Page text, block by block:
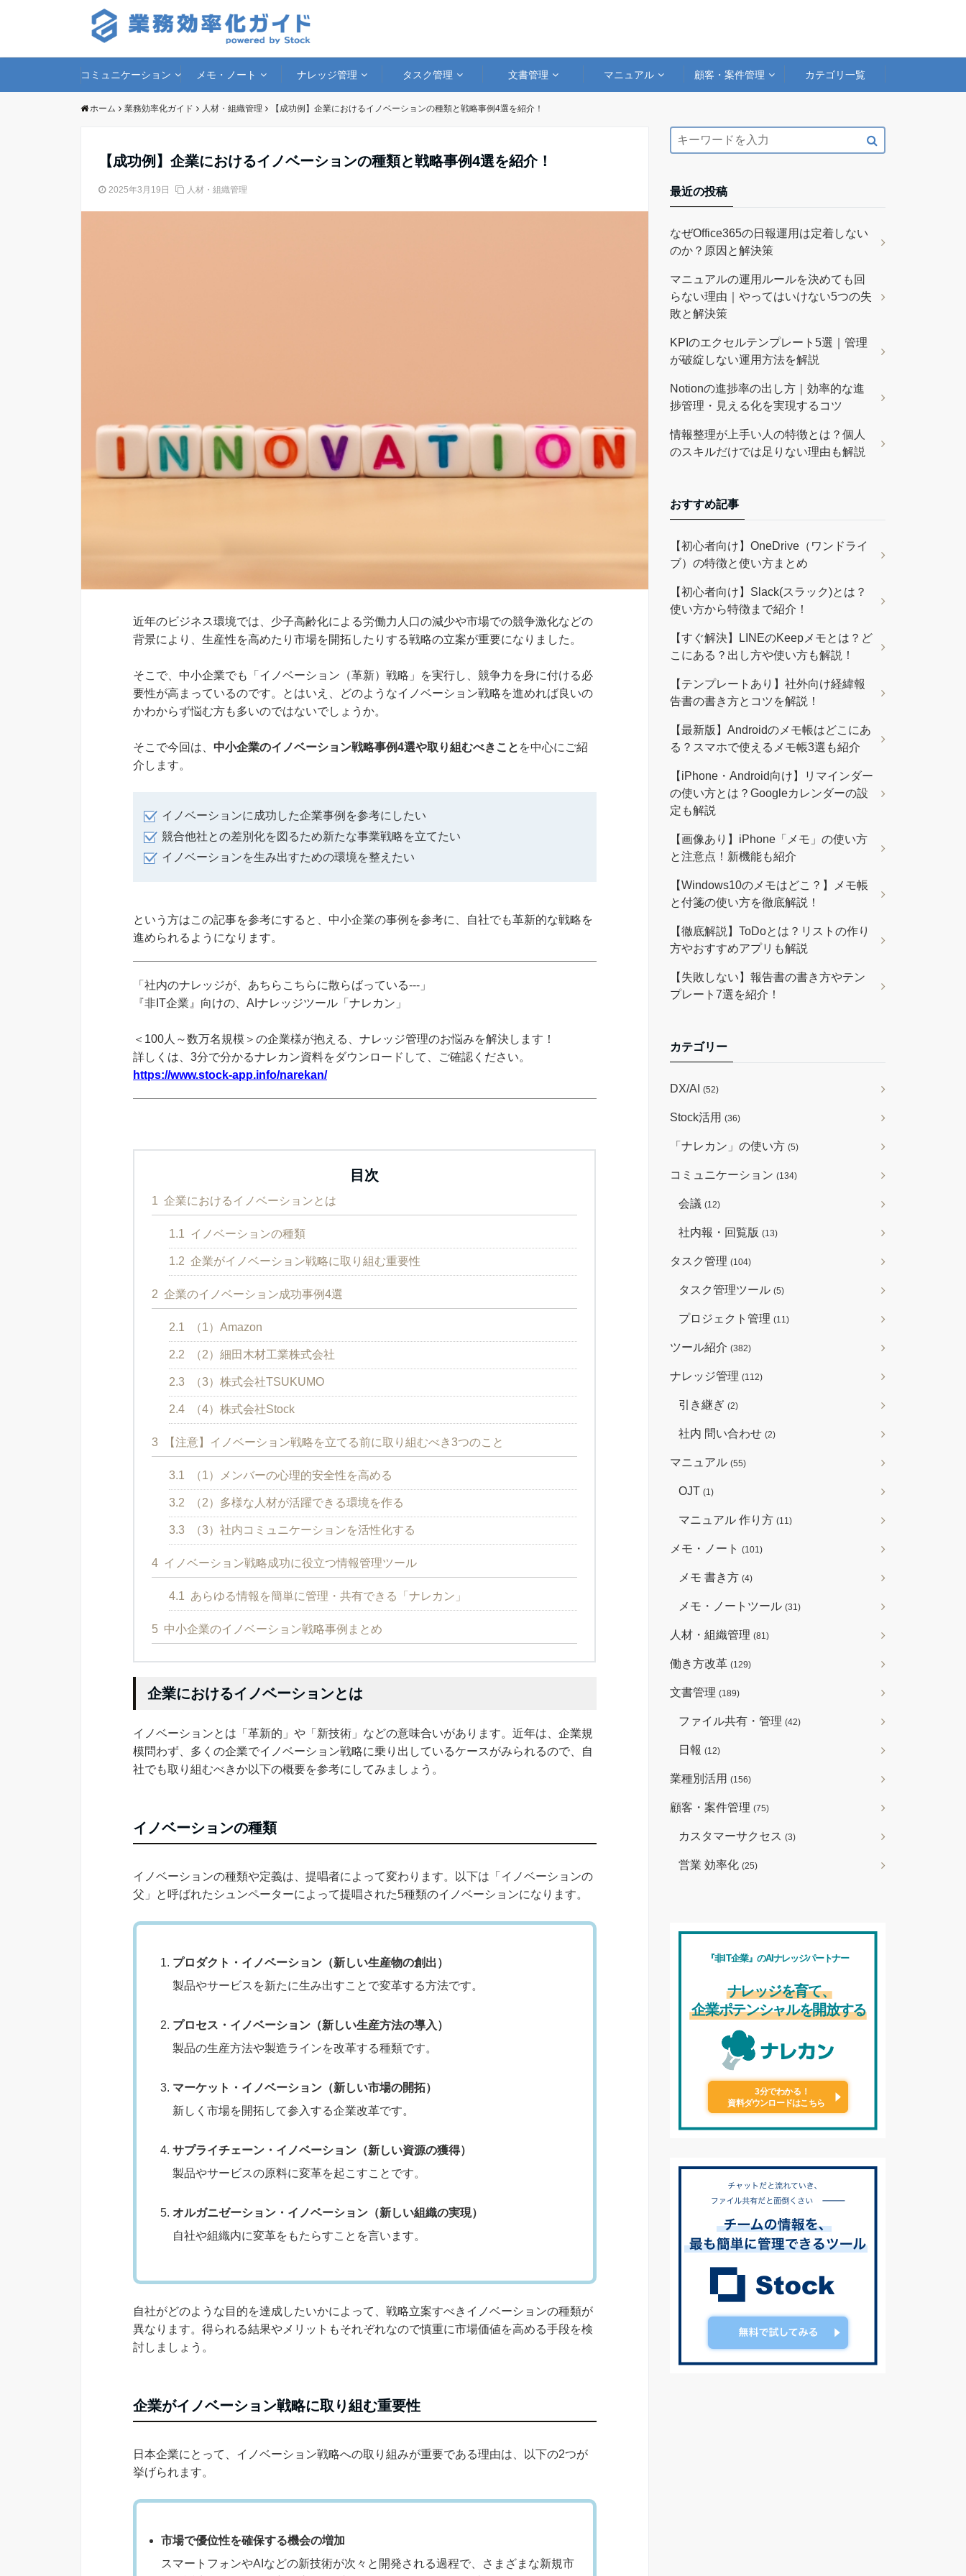
コミュニケーション メモ・ノート ナレッジ管理 タスク管理 文書管理 マニュアル 顧客・案件管理 カテゴリ一覧
ホーム 業務効率化ガイド 人材・組織管理 【成功例】企業におけるイノベーションの種類と戦略事例4選を紹介！
【成功例】企業におけるイノベーションの種類と戦略事例4選を紹介！
2025年3月19日 人材・組織管理
近年のビジネス環境では、少子高齢化による労働力人口の減少や市場での競争激化などの
背景により、生産性を高めたり市場を開拓したりする戦略の立案が重要になりました。
そこで、中小企業でも「イノベーション（革新）戦略」を実行し、競争力を身に付ける必
要性が高まっているのです。とはいえ、どのようなイノベーション戦略を進めれば良いの
かわからず悩む方も多いのではないでしょうか。
そこで今回は、 中小企業のイノベーション戦略事例4選や取り組むべきこと を中心にご紹
介します。
イノベーションに成功した企業事例を参考にしたい
競合他社との差別化を図るため新たな事業戦略を立てたい
イノベーションを生み出すための環境を整えたい
という方はこの記事を参考にすると、中小企業の事例を参考に、自社でも革新的な戦略を
進められるようになります。
「社内のナレッジが、あちらこちらに散らばっている---」
『非IT企業』向けの、AIナレッジツール「ナレカン」
＜100人～数万名規模＞の企業様が抱える、ナレッジ管理のお悩みを解決します！
詳しくは、3分で分かるナレカン資料をダウンロードして、ご確認ください。
https://www.stock-app.info/narekan/
目次
1 企業におけるイノベーションとは
1.1 イノベーションの種類
1.2 企業がイノベーション戦略に取り組む重要性
2 企業のイノベーション成功事例4選
2.1 （1）Amazon
2.2 （2）細田木材工業株式会社
2.3 （3）株式会社TSUKUMO
2.4 （4）株式会社Stock
3 【注意】イノベーション戦略を立てる前に取り組むべき3つのこと
3.1 （1）メンバーの心理的安全性を高める
3.2 （2）多様な人材が活躍できる環境を作る
3.3 （3）社内コミュニケーションを活性化する
4 イノベーション戦略成功に役立つ情報管理ツール
4.1 あらゆる情報を簡単に管理・共有できる「ナレカン」
5 中小企業のイノベーション戦略事例まとめ
企業におけるイノベーションとは
イノベーションとは「革新的」や「新技術」などの意味合いがあります。近年は、企業規
模問わず、多くの企業でイノベーション戦略に乗り出しているケースがみられるので、自
社でも取り組むべきか以下の概要を参考にしてみましょう。
イノベーションの種類
イノベーションの種類や定義は、提唱者によって変わります。以下は「イノベーションの
父」と呼ばれたシュンペーターによって提唱された5種類のイノベーションになります。
プロダクト・イノベーション（新しい生産物の創出）
製品やサービスを新たに生み出すことで変革する方法です。
プロセス・イノベーション（新しい生産方法の導入）
製品の生産方法や製造ラインを改革する種類です。
マーケット・イノベーション（新しい市場の開拓）
新しく市場を開拓して参入する企業改革です。
サプライチェーン・イノベーション（新しい資源の獲得）
製品やサービスの原料に変革を起こすことです。
オルガニゼーション・イノベーション（新しい組織の実現）
自社や組織内に変革をもたらすことを言います。
自社がどのような目的を達成したいかによって、戦略立案すべきイノベーションの種類が
異なります。得られる結果やメリットもそれぞれなので慎重に市場価値を高める手段を検
討しましょう。
企業がイノベーション戦略に取り組む重要性
日本企業にとって、イノベーション戦略への取り組みが重要である理由は、以下の2つが
挙げられます。
市場で優位性を確保する機会の増加
スマートフォンやAIなどの新技術が次々と開発される過程で、さまざまな新規市
最近の投稿
なぜOffice365の日報運用は定着しない
のか？原因と解決策
マニュアルの運用ルールを決めても回
らない理由｜やってはいけない5つの失
敗と解決策
KPIのエクセルテンプレート5選｜管理
が破綻しない運用方法を解説
Notionの進捗率の出し方｜効率的な進
捗管理・見える化を実現するコツ
情報整理が上手い人の特徴とは？個人
のスキルだけでは足りない理由も解説
おすすめ記事
【初心者向け】OneDrive（ワンドライ
ブ）の特徴と使い方まとめ
【初心者向け】Slack(スラック)とは？
使い方から特徴まで紹介！
【すぐ解決】LINEのKeepメモとは？ど
こにある？出し方や使い方も解説！
【テンプレートあり】社外向け経緯報
告書の書き方とコツを解説！
【最新版】Androidのメモ帳はどこにあ
る？スマホで使えるメモ帳3選も紹介
【iPhone・Android向け】リマインダー
の使い方とは？Googleカレンダーの設
定も解説
【画像あり】iPhone「メモ」の使い方
と注意点！新機能も紹介
【Windows10のメモはどこ？】メモ帳
と付箋の使い方を徹底解説！
【徹底解説】ToDoとは？リストの作り
方やおすすめアプリも解説
【失敗しない】報告書の書き方やテン
プレート7選を紹介！
カテゴリー
DX/AI (52)
Stock活用 (36)
「ナレカン」の使い方 (5)
コミュニケーション (134)
会議 (12)
社内報・回覧版 (13)
タスク管理 (104)
タスク管理ツール (5)
プロジェクト管理 (11)
ツール紹介 (382)
ナレッジ管理 (112)
引き継ぎ (2)
社内 問い合わせ (2)
マニュアル (55)
OJT (1)
マニュアル 作り方 (11)
メモ・ノート (101)
メモ 書き方 (4)
メモ・ノートツール (31)
人材・組織管理 (81)
働き方改革 (129)
文書管理 (189)
ファイル共有・管理 (42)
日報 (12)
業種別活用 (156)
顧客・案件管理 (75)
カスタマーサクセス (3)
営業 効率化 (25)